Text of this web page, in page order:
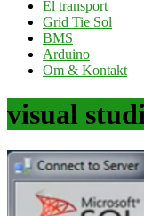
El transport
Grid Tie Sol
BMS
Arduino
Om & Kontakt
visual